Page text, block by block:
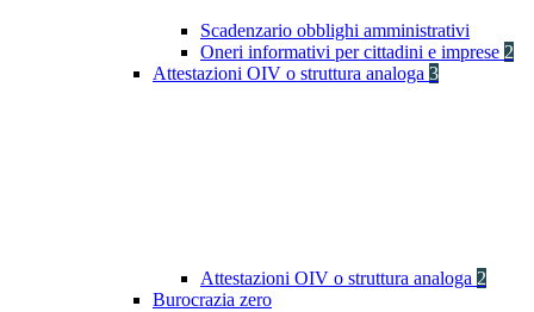
Scadenzario obblighi amministrativi
Oneri informativi per cittadini e imprese 2
Attestazioni OIV o struttura analoga 3
Attestazioni OIV o struttura analoga 2
Burocrazia zero